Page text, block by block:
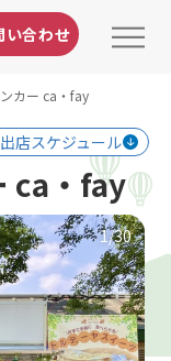
い合わせ
カー ca・fay
出店スケジュール
ca・fay
1/30